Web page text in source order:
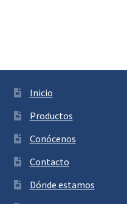
Inicio
Productos
Conócenos
Contacto
Dónde estamos